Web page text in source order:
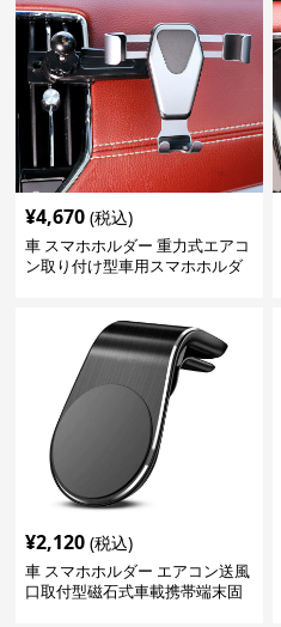
¥4,670 (税込)
車 スマホホルダー 重力式エアコ
ン取り付け型車用スマホホルダ
¥2,120 (税込)
車 スマホホルダー エアコン送風
口取付型磁石式車載携帯端末固